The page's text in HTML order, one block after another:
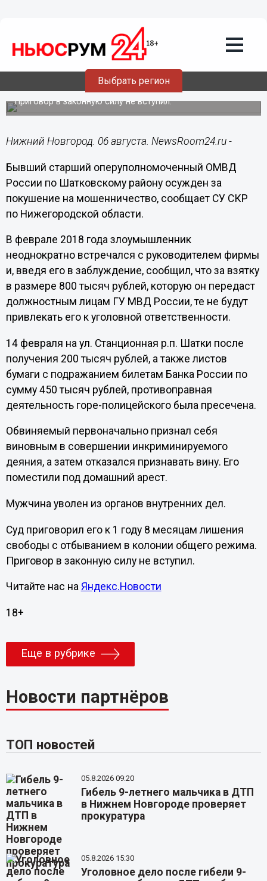
Выбрать регион
06.08.201811:46
Бывший полицейский осужден за
попытку крупного мошенничества
Приговор в законную силу не вступил.
Нижний Новгород. 06 августа. NewsRoom24.ru -
Бывший старший оперуполномоченный ОМВД
России по Шатковскому району осужден за
покушение на мошенничество, сообщает СУ СКР
по Нижегородской области.
В феврале 2018 года злоумышленник
неоднократно встречался с руководителем фирмы
и, введя его в заблуждение, сообщил, что за взятку
в размере 800 тысяч рублей, которую он передаст
должностным лицам ГУ МВД России, те не будут
привлекать его к уголовной ответственности.
14 февраля на ул. Станционная р.п. Шатки после
получения 200 тысяч рублей, а также листов
бумаги с подражанием билетам Банка России по
сумму 450 тысяч рублей, противоправная
деятельность горе-полицейского была пресечена.
Обвиняемый первоначально признал себя
виновным в совершении инкриминируемого
деяния, а затем отказался признавать вину. Его
поместили под домашний арест.
Мужчина уволен из органов внутренних дел.
Суд приговорил его к 1 году 8 месяцам лишения
свободы с отбыванием в колонии общего режима.
Приговор в законную силу не вступил.
Читайте нас на Яндекс.Новости
18+
Еще в рубрике
Новости партнёров
ТОП новостей
05.8.2026 09:20
Гибель 9-летнего мальчика в ДТП
в Нижнем Новгороде проверяет
прокуратура
05.8.2026 15:30
Уголовное дело после гибели 9-